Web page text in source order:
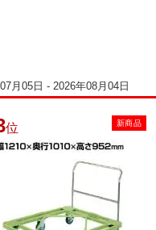
月05日 - 2026年08月04日
位 新商品